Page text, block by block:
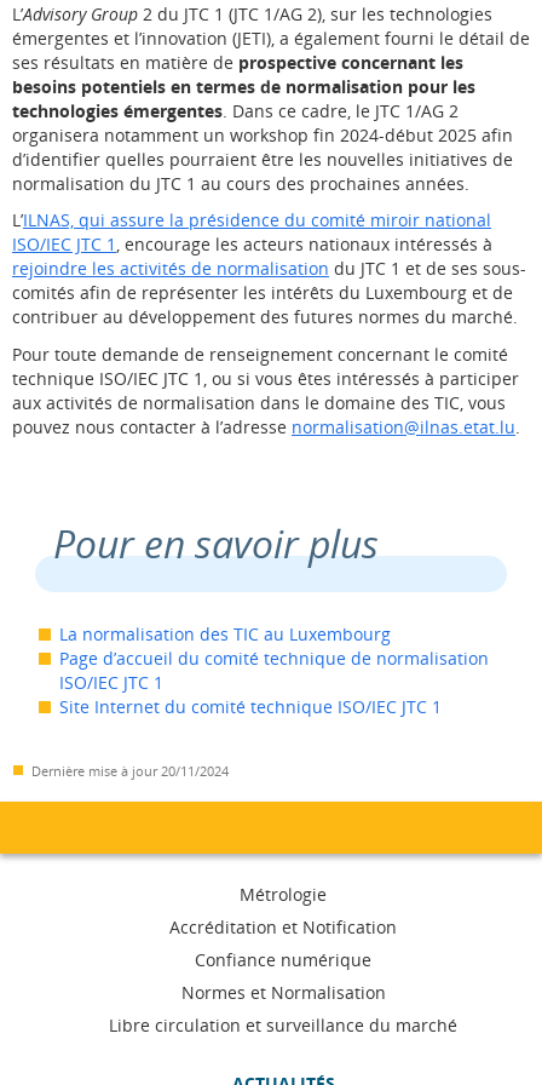
L’Advisory Group 2 du JTC 1 (JTC 1/AG 2), sur les technologies
émergentes et l’innovation (JETI), a également fourni le détail de
ses résultats en matière de prospective concernant les
besoins potentiels en termes de normalisation pour les
technologies émergentes. Dans ce cadre, le JTC 1/AG 2
organisera notamment un workshop fin 2024-début 2025 afin
d’identifier quelles pourraient être les nouvelles initiatives de
normalisation du JTC 1 au cours des prochaines années.
L’ILNAS, qui assure la présidence du comité miroir national
ISO/IEC JTC 1 , encourage les acteurs nationaux intéressés à
rejoindre les activités de normalisation du JTC 1 et de ses sous-
comités afin de représenter les intérêts du Luxembourg et de
contribuer au développement des futures normes du marché.
Pour toute demande de renseignement concernant le comité
technique ISO/IEC JTC 1, ou si vous êtes intéressés à participer
aux activités de normalisation dans le domaine des TIC, vous
pouvez nous contacter à l’adresse normalisation@ilnas.etat.lu
Pour en savoir plus
La normalisation des TIC au Luxembourg
Page d’accueil du comité technique de normalisation
ISO/IEC JTC 1
Site Internet du comité technique ISO/IEC JTC 1
Dernière mise à jour20/11/2024
navigation
Métrologie
Accréditation et Notification
Confiance numérique
Normes et Normalisation
Libre circulation et surveillance du marché